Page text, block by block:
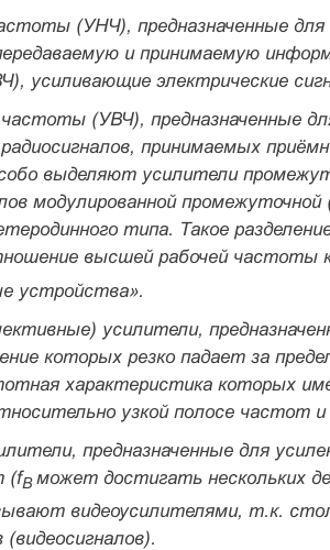
(УНЧ), предназначенные
и принимаемую
усиливающие электрические
(УВЧ), предназначенные
принимаемых
выделяют усилители
модулированной
типа. Такое
высшей рабочей частоты
устройства».
усилители,
которых резко падает за
характеристика которых
узкой полосе частот и
предназначенные для
(fВможет достигать нескольких
видеоусилителями, т.к.